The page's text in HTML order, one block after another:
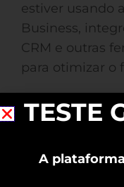
estiver usando
Business,
CRM e outras
para otimizar o
Vamos
TESTE
A